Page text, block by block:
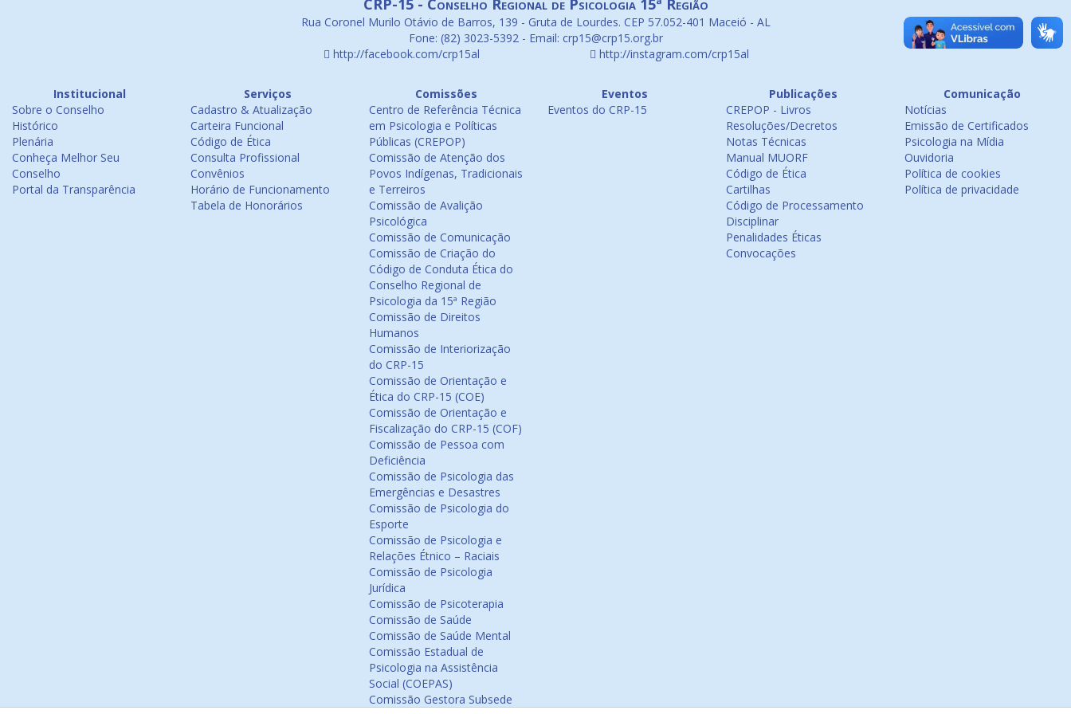
CRP-15 - Conselho Regional de Psicologia 15ª Região
Rua Coronel Murilo Otávio de Barros, 139 - Gruta de Lourdes. CEP 57.052-401 Maceió - AL
Fone: (82) 3023-5392 - Email: crp15@crp15.org.br
http://facebook.com/crp15al
http://instagram.com/crp15al
Institucional
Sobre o Conselho
Histórico
Plenária
Conheça Melhor Seu
Conselho
Portal da Transparência
Serviços
Cadastro & Atualização
Carteira Funcional
Código de Ética
Consulta Profissional
Convênios
Horário de Funcionamento
Tabela de Honorários
Comissões
Centro de Referência Técnica
em Psicologia e Políticas
Públicas (CREPOP)
Comissão de Atenção dos
Povos Indígenas, Tradicionais
e Terreiros
Comissão de Avalição
Psicológica
Comissão de Comunicação
Comissão de Criação do
Código de Conduta Ética do
Conselho Regional de
Psicologia da 15ª Região
Comissão de Direitos
Humanos
Comissão de Interiorização
do CRP-15
Comissão de Orientação e
Ética do CRP-15 (COE)
Comissão de Orientação e
Fiscalização do CRP-15 (COF)
Comissão de Pessoa com
Deficiência
Comissão de Psicologia das
Emergências e Desastres
Comissão de Psicologia do
Esporte
Comissão de Psicologia e
Relações Étnico – Raciais
Comissão de Psicologia
Jurídica
Comissão de Psicoterapia
Comissão de Saúde
Comissão de Saúde Mental
Comissão Estadual de
Psicologia na Assistência
Social (COEPAS)
Comissão Gestora Subsede
Eventos
Eventos do CRP-15
Publicações
CREPOP - Livros
Resoluções/Decretos
Notas Técnicas
Manual MUORF
Código de Ética
Cartilhas
Código de Processamento
Disciplinar
Penalidades Éticas
Convocações
Comunicação
Notícias
Emissão de Certificados
Psicologia na Mídia
Ouvidoria
Política de cookies
Política de privacidade